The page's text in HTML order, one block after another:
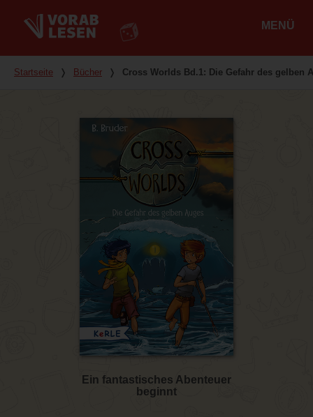
MENÜ
Du bist hier
Startseite ❭ Bücher ❭ Cross Worlds Bd.1: Die Gefahr des gelben
Ein fantastisches Abenteuer
beginnt